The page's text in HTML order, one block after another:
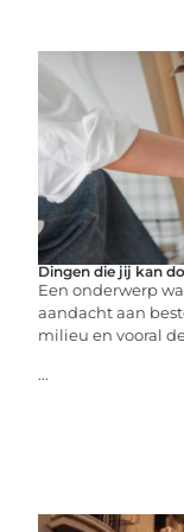
Dingen die jij kan
Een onderwerp
aandacht aan
milieu en vooral
...